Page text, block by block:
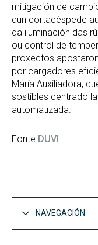
mitigación de
dun cortacéspede
da iluminación das
ou control de
proxectos
por cargadores
María Auxiliadora,
sostibles centrado
automatizada.
Fonte DUVI
NAVEGACIÓN